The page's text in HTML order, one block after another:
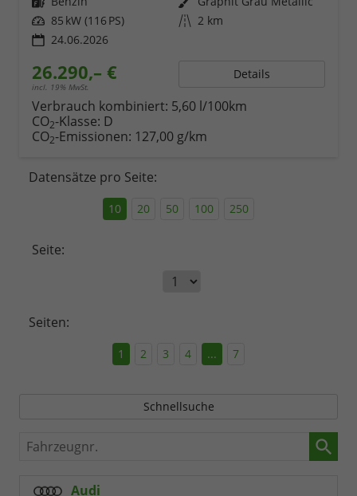
Leistung 85 kW (116 PS) Kilometerstand 2 km
24.06.2026
26.290,– €
incl. 19% MwSt.
Details
Verbrauch kombiniert: 5,60 l/100km
CO2-Klasse: D
CO2-Emissionen: 127,00 g/km
Datensätze pro Seite:
10 20 50 100 250
Seite:
Seiten:
1 2 3 4 ... 7
Schnellsuche
Fahrzeugnr.
Audi